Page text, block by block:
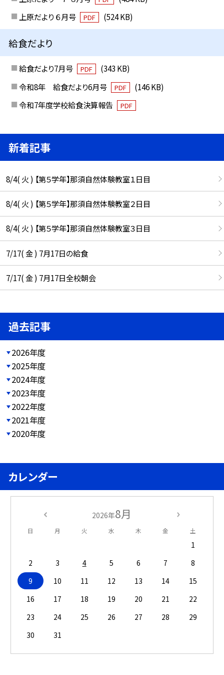
上原だより ６月号
PDF (524 KB)
給食だより
給食だより7月号 PDF
(343 KB)
令和8年 給食だより6月号
PDF
(146 KB)
令和7年度学校給食決算報告
PDF
新着記事
8/4( 火 ) 【第５学年】那須自然体験教室１日目
8/4( 火 ) 【第５学年】那須自然体験教室２日目
8/4( 火 ) 【第５学年】那須自然体験教室３日目
7/17( 金 ) 7月17日の給食
7/17( 金 ) 7月17日全校朝会
過去記事
2026年度
2025年度
2024年度
2023年度
2022年度
2021年度
2020年度
カレンダー
2026年8月
日 月 火 水 木 金 土
1
2
3 4 5 6 7
8
9
10 11 12 13 14
15
16
17 18 19 20 21
22
23
24 25 26 27 28
29
30
31